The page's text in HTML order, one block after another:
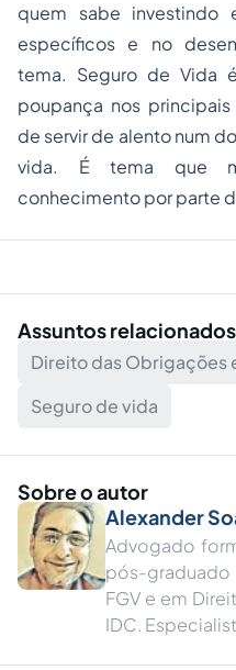
quem sabe investindo
específicos e no
tema. Seguro de Vida
poupança nos
de servir de alento num
vida. É tema que
conhecimento por parte
Assuntos relacionados
Direito das Obrigações
Seguro de vida
Sobre o autor
Alexander
Advogado
pós-
FGV e em
IDC.